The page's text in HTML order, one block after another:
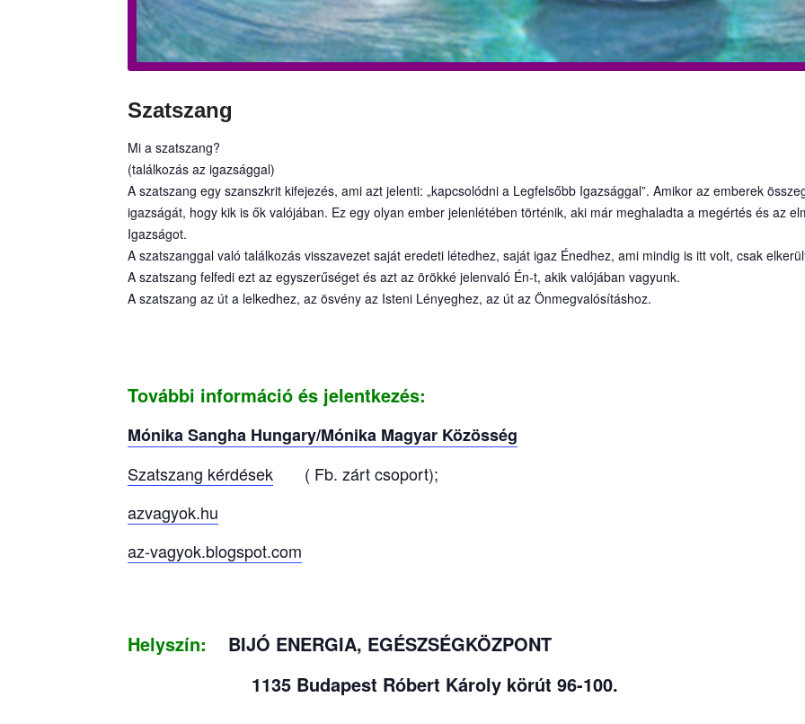
Szatszang
Mi a szatszang?
(találkozás az igazsággal)
A szatszang egy szanszkrit kifejezés, ami azt jelenti: „kapcsolódni a Legfelsőbb Igazsággal”. Amikor az emberek
igazságát, hogy kik is ők valójában. Ez egy olyan ember jelenlétében történik, aki már meghaladta a megértés és az
Igazságot.
A szatszanggal való találkozás visszavezet saját eredeti létedhez, saját igaz Énedhez, ami mindig is itt volt, csak
A szatszang felfedi ezt az egyszerűséget és azt az örökké jelenvaló Én-t, akik valójában vagyunk.
A szatszang az út a lelkedhez, az ösvény az Isteni Lényeghez, az út az Önmegvalósításhoz.
További információ és jelentkezés:
Mónika Sangha Hungary/Mónika Magyar Közösség
Szatszang kérdések ( Fb. zárt csoport);
azvagyok.hu
az-vagyok.blogspot.com
Helyszín:
BIJÓ ENERGIA, EGÉSZSÉGKÖZPONT
1135 Budapest Róbert Károly körút 96-100.